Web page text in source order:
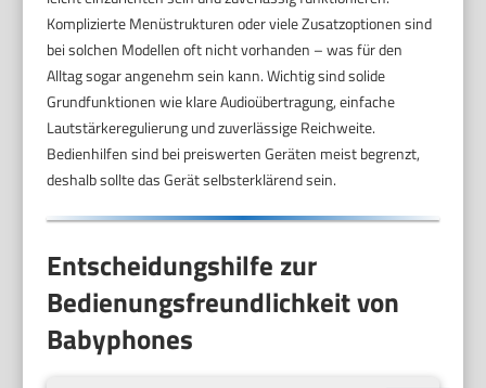
Komplizierte Menüstrukturen oder viele Zusatzoptionen sind
bei solchen Modellen oft nicht vorhanden – was für den
Alltag sogar angenehm sein kann. Wichtig sind solide
Grundfunktionen wie klare Audioübertragung, einfache
Lautstärkeregulierung und zuverlässige Reichweite.
Bedienhilfen sind bei preiswerten Geräten meist begrenzt,
deshalb sollte das Gerät selbsterklärend sein.
Entscheidungshilfe zur
Bedienungsfreundlichkeit von
Babyphones